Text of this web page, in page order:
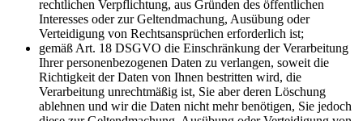
rechtlichen Verpflichtung, aus Gründen des öffentlichen
Interesses oder zur Geltendmachung, Ausübung oder
Verteidigung von Rechtsansprüchen erforderlich ist;
gemäß Art. 18 DSGVO die Einschränkung der Verarbeitung
Ihrer personenbezogenen Daten zu verlangen, soweit die
Richtigkeit der Daten von Ihnen bestritten wird, die
Verarbeitung unrechtmäßig ist, Sie aber deren Löschung
ablehnen und wir die Daten nicht mehr benötigen, Sie jedoch